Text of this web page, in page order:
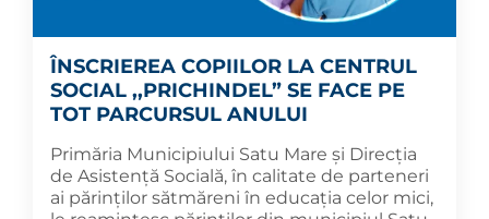
ÎNSCRIEREA COPIILOR LA CENTRUL
SOCIAL ,,PRICHINDEL” SE FACE PE
TOT PARCURSUL ANULUI
Primăria Municipiului Satu Mare și Direcția
de Asistență Socială, în calitate de parteneri
ai părinților sătmăreni în educația celor mici,